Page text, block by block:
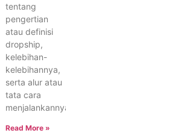
tentang
pengertian
atau definisi
dropship,
kelebihan-
kelebihannya,
serta alur atau
tata cara
menjalankannya.
Read More »